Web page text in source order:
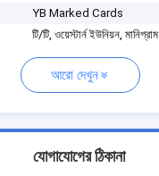
YB Marked Cards
টি/টি, ওয়েস্টার্ন ইউনিয়ন, মানিগ্রাম
আরো দেখুন
যোগাযোগের ঠিকানা